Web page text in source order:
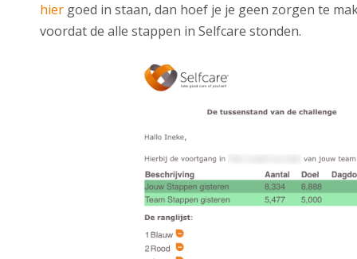
hier goed in staan, dan hoef je je geen zorgen te
voordat de alle stappen in Selfcare stonden.